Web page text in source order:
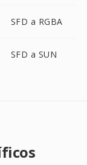
SFD a RGBA
SFD a SUN